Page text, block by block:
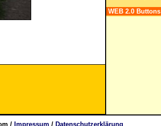
WEB 2.0 Buttons
/ Impressum / Datenschutzerklärung